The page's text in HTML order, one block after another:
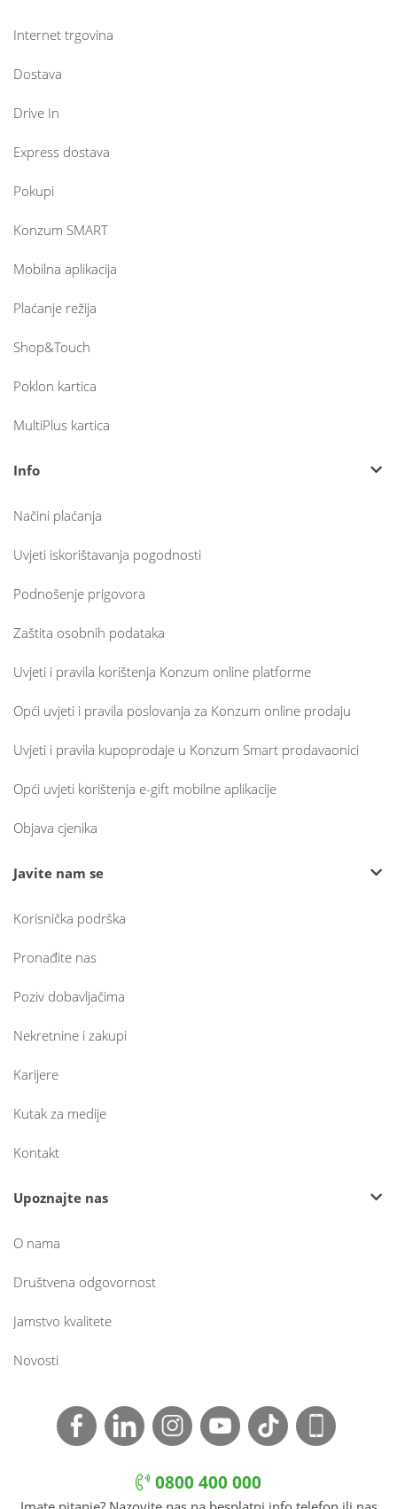
Internet trgovina
Dostava
Drive In
Express dostava
Pokupi
Konzum SMART
Mobilna aplikacija
Plaćanje režija
Shop&Touch
Poklon kartica
MultiPlus kartica
Info
Načini plaćanja
Uvjeti iskorištavanja pogodnosti
Podnošenje prigovora
Zaštita osobnih podataka
Uvjeti i pravila korištenja Konzum online platforme
Opći uvjeti i pravila poslovanja za Konzum online prodaju
Uvjeti i pravila kupoprodaje u Konzum Smart prodavaonici
Opći uvjeti korištenja e-gift mobilne aplikacije
Objava cjenika
Javite nam se
Korisnička podrška
Pronađite nas
Poziv dobavljačima
Nekretnine i zakupi
Karijere
Kutak za medije
Kontakt
Upoznajte nas
O nama
Društvena odgovornost
Jamstvo kvalitete
Novosti
0800 400 000